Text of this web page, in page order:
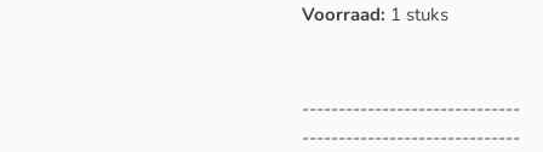
Voorraad: 1 stuks
------------------------------
------------------------------